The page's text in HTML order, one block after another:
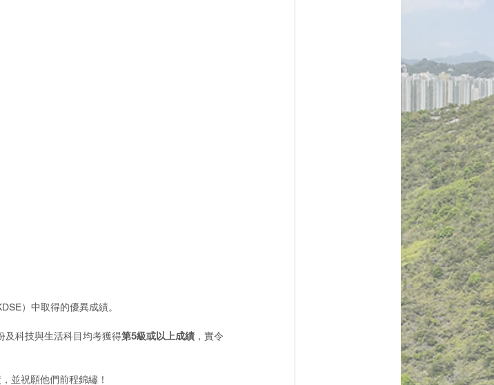
）中取得的優異成績。
及科技與生活科目均考獲得第5級或以上成績 ，實令
並祝願他們前程錦繡！